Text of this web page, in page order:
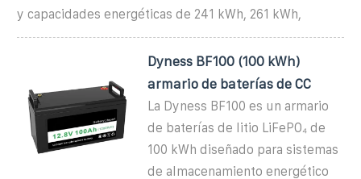
y capacidades energéticas de 241 kWh, 261 kWh,
Dyness BF100 (100 kWh)
armario de baterías de CC
La Dyness BF100 es un armario
de baterías de litio LiFePO₄ de
100 kWh diseñado para sistemas
de almacenamiento energético